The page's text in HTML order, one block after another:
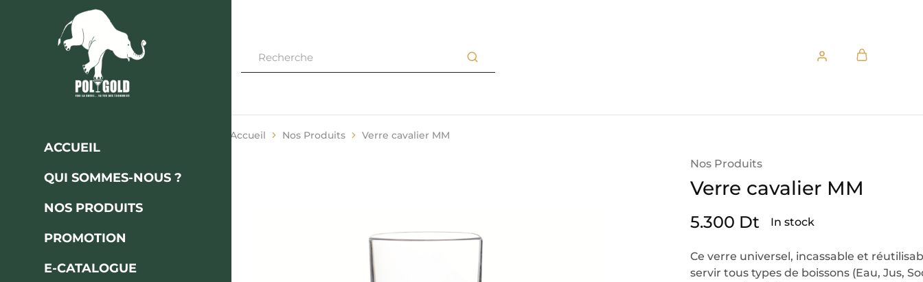
Polygod
FINI
ÉCONOMIES
ACCUEIL
QUI SOMMES-NOUS ?
NOS PRODUITS
PROMOTION
E-CATALOGUE
Accueil Nos Produits Verre cavalier MM
Nos Produits
Verre cavalier MM
5.300 Dt In stock
Ce verre universel, incassable et
servir tous types de boissons (Eau, Jus,